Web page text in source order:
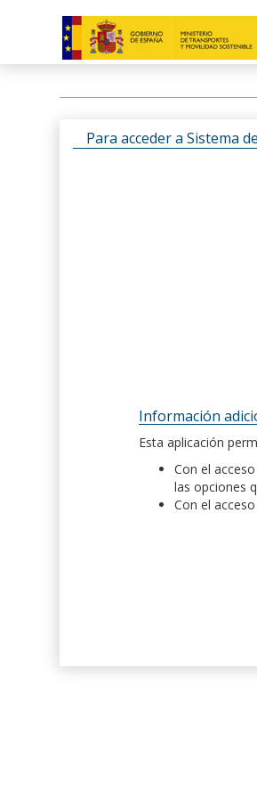
Para acceder a Sistema
Información
Esta aplicación
Con el
las opciones
Con el